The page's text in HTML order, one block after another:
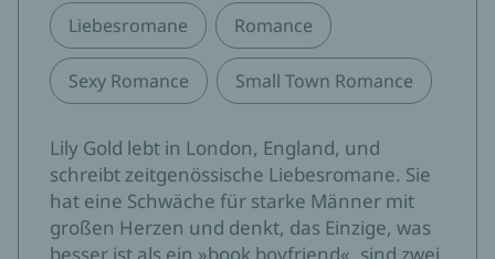
Liebesromane Romance
Sexy Romance Small Town Romance
Lily Gold lebt in London, England, und
schreibt zeitgenössische Liebesromane. Sie
hat eine Schwäche für starke Männer mit
großen Herzen und denkt, das Einzige, was